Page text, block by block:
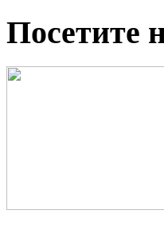
Посетите